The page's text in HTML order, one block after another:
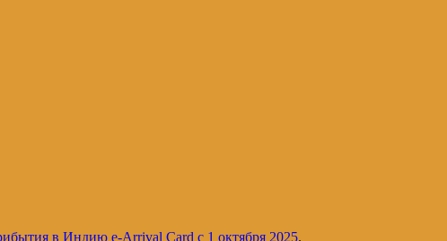
в Индию e-Arrival Card с 1 октября 2025.